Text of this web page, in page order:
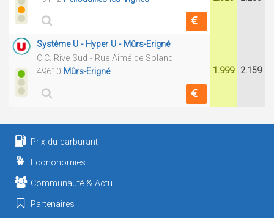
Système U - Hyper U - Mûrs-Erigné
C.C. Rive Sud - Rue Aimé de Soland
49610 Mûrs-Erigné 1.999 2.159
Prix du carburant
Econonomies
Communauté & Actu
Partenaires